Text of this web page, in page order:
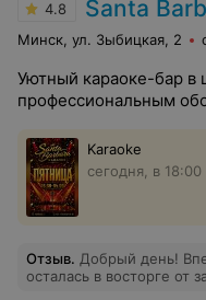
4.8 Santa
Минск, ул. Зыбицкая, 2
Уютный караоке-бар в
профессиональным
Karaoke
сегодня, в 18:00
Отзыв. Добрый день!
осталась в восторге от